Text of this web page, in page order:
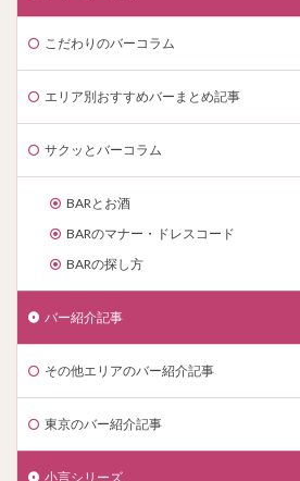
こだわりのバーコラム
エリア別おすすめバーまとめ記事
サクッとバーコラム
BARとお酒
BARのマナー・ドレスコード
BARの探し方
バー紹介記事
その他エリアのバー紹介記事
東京のバー紹介記事
小言シリーズ